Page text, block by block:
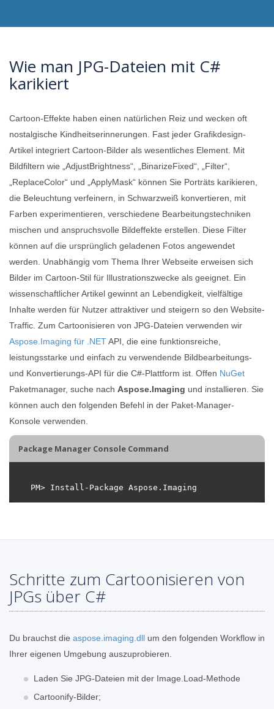
Wie man JPG-Dateien mit C#
karikiert
Cartoon-Effekte haben einen natürlichen Reiz und wecken oft
nostalgische Kindheitserinnerungen. Fast jeder Grafikdesign-
Artikel integriert Cartoon-Bilder als wesentliches Element. Mit
Bildfiltern wie „AdjustBrightness“, „BinarizeFixed“, „Filter“,
„ReplaceColor“ und „ApplyMask“ können Sie Porträts karikieren,
die Beleuchtung verfeinern, in Schwarzweiß konvertieren, mit
Farben experimentieren, verschiedene Bearbeitungstechniken
mischen und anspruchsvolle Bildeffekte erstellen. Diese Filter
können auf die ursprünglich geladenen Fotos angewendet
werden. Unabhängig vom Thema Ihrer Webseite erweisen sich
Bilder im Cartoon-Stil für Illustrationszwecke als geeignet. Ein
wissenschaftlicher Artikel gewinnt an Lebendigkeit, vielfältige
Inhalte werden für Nutzer attraktiver und steigern so den Website-
Traffic. Zum Cartoonisieren von JPG-Dateien verwenden wir
Aspose.Imaging für .NETAPI, die eine funktionsreiche,
leistungsstarke und einfach zu verwendende Bildbearbeitungs-
und Konvertierungs-API für die C#-Plattform ist. Offen NuGet
Paketmanager, suche nach Aspose.Imaging und installieren. Sie
können auch den folgenden Befehl in der Paket-Manager-
Konsole verwenden.
Package Manager Console Command
Schritte zum Cartoonisieren von
JPGs über C#
Du brauchst die aspose.imaging.dll um den folgenden Workflow in
Ihrer eigenen Umgebung auszuprobieren.
Laden Sie JPG-Dateien mit der Image.Load-Methode
Cartoonify-Bilder;